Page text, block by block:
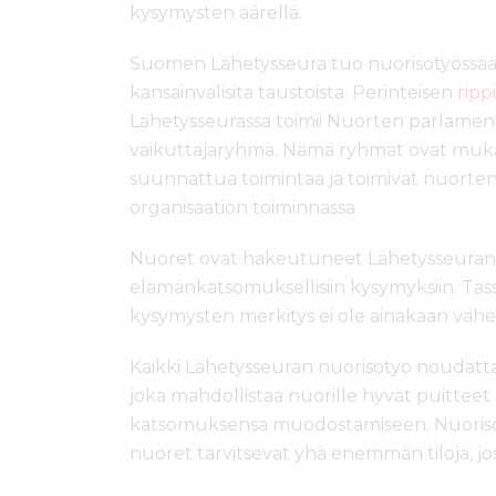
kysymysten äärellä.
Suomen Lähetysseura tuo
kansainvälisitä taustoista. Perinteisen
Lähetysseurassa toimii Nuorten
vaikuttajaryhmä. Nämä ryhmät ovat
suunnattua toimintaa ja toimivat
organisaation toiminnassa.
Nuoret ovat hakeutuneet
elämänkatsomuksellisiin kysymyksiin.
kysymysten merkitys ei ole ainakaan
Kaikki Lähetysseuran nuorisotyö
joka mahdollistaa nuorille hyvät puitteet
katsomuksensa muodostamiseen.
nuoret tarvitsevat yhä enemmän tiloja,